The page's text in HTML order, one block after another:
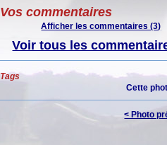
Vos commentaires
Afficher les commentaires (3)
Voir tous les
Tags
Cette
< Photo